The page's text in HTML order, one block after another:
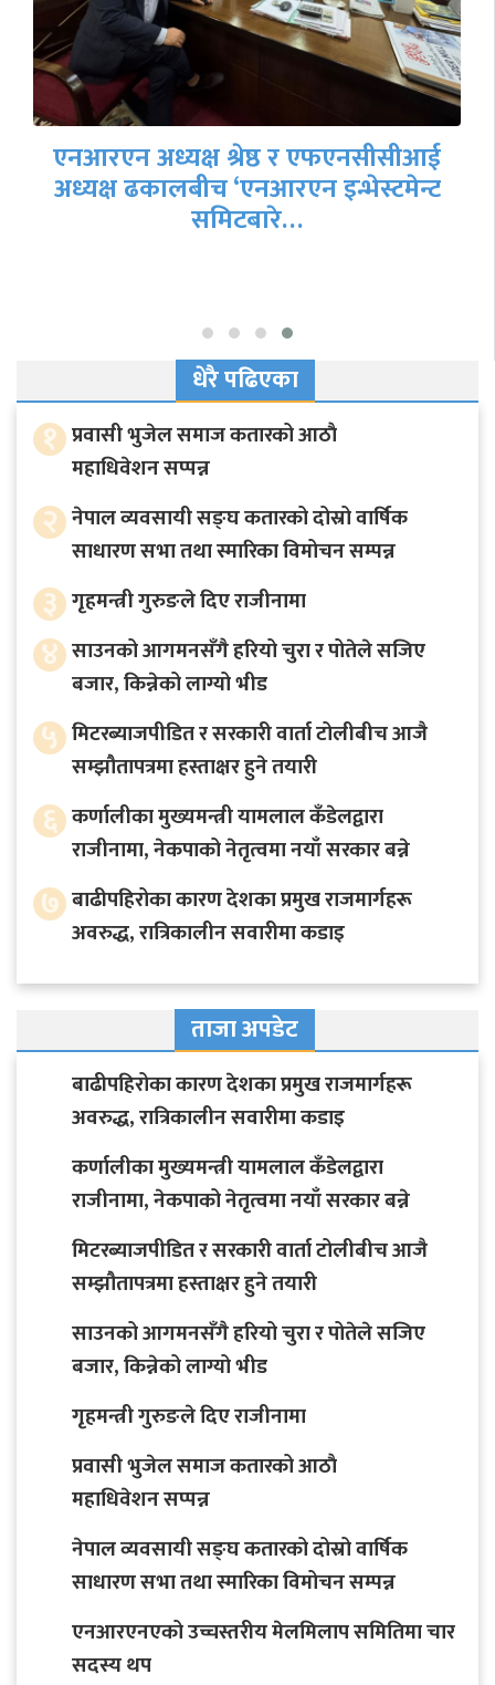
प्रवासी भुजेल समाज कतारको आठाै
महाधिवेशन सप्पन्न
धेरै पढिएका
१ प्रवासी भुजेल समाज कतारको आठाै
महाधिवेशन सप्पन्न
२ नेपाल व्यवसायी सङ्घ कतारको दोस्रो वार्षिक
साधारण सभा तथा स्मारिका विमोचन सम्पन्न
३ गृहमन्त्री गुरुङले दिए राजीनामा
४ साउनको आगमनसँगै हरियो चुरा र पोतेले सजिए
बजार, किन्नेको लाग्यो भीड
५ मिटरब्याजपीडित र सरकारी वार्ता टोलीबीच आजै
सम्झौतापत्रमा हस्ताक्षर हुने तयारी
६ कर्णालीका मुख्यमन्त्री यामलाल कँडेलद्वारा
राजीनामा, नेकपाको नेतृत्वमा नयाँ सरकार बन्ने
७ बाढीपहिरोका कारण देशका प्रमुख राजमार्गहरू
अवरुद्ध, रात्रिकालीन सवारीमा कडाइ
ताजा अपडेट
बाढीपहिरोका कारण देशका प्रमुख राजमार्गहरू
अवरुद्ध, रात्रिकालीन सवारीमा कडाइ
कर्णालीका मुख्यमन्त्री यामलाल कँडेलद्वारा
राजीनामा, नेकपाको नेतृत्वमा नयाँ सरकार बन्ने
मिटरब्याजपीडित र सरकारी वार्ता टोलीबीच आजै
सम्झौतापत्रमा हस्ताक्षर हुने तयारी
साउनको आगमनसँगै हरियो चुरा र पोतेले सजिए
बजार, किन्नेको लाग्यो भीड
गृहमन्त्री गुरुङले दिए राजीनामा
प्रवासी भुजेल समाज कतारको आठाै
महाधिवेशन सप्पन्न
नेपाल व्यवसायी सङ्घ कतारको दोस्रो वार्षिक
साधारण सभा तथा स्मारिका विमोचन सम्पन्न
एनआरएनएको उच्चस्तरीय मेलमिलाप समितिमा चार
सदस्य थप